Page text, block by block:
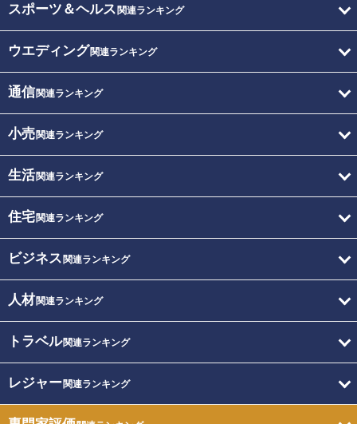
スポーツ＆ヘルス 関連ランキング
ウエディング関連ランキング
通信関連ランキング
小売関連ランキング
生活関連ランキング
住宅関連ランキング
ビジネス 関連ランキング
人材関連ランキング
トラベル関連ランキング
レジャー関連ランキング